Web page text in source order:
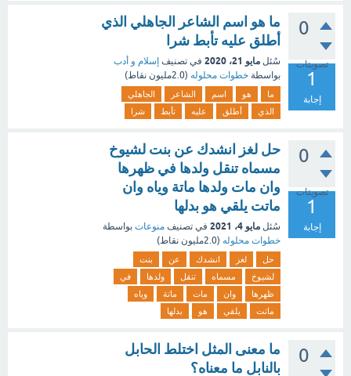
0
تصويتات
1
إجابة
ما هو اسم الشاعر الجاهلي الذي
أطلق عليه تأبط شرا
سُئل مايو 21، 2020 في تصنيف إسلام و أدب
بواسطة خطوات محلوله (2.0مليون نقاط)
ما هو اسم الشاعر
الجاهلي
الذي
أطلق عليه تأبط شرا
0
تصويتات
1
إجابة
حل لغز انشدك عن بنت لشيوخ
مسماه تنقل ولدها في ظهرها
وان مات ولدها ماتة وياه وان
ماتت يلقي هو بدلها
سُئل مايو 4، 2021 في تصنيف منوعات بواسطة
خطوات محلوله (2.0مليون نقاط)
حل لغز انشدك عن
بنت
لشيوخ
مسماه تنقل ولدها
في
ظهرها
وان مات ماتة
وياه
ماتت
يلقي هو بدلها
0
ما معنى المثل اختلط الحابل
بالنابل ما معناه؟